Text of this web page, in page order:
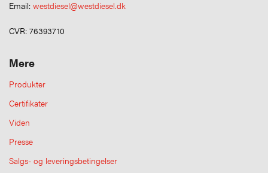
Email: westdiesel@westdiesel.dk
CVR: 76393710
Mere
Produkter
Certifikater
Viden
Presse
Salgs- og leveringsbetingelser